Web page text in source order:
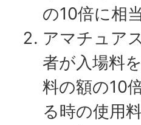
の10倍に相
アマチュア
者が入場料
料の額の10
る時の使用